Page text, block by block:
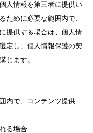
人情報を第三者に提供い
ために必要な範囲内で、
提供する場合は、個人情
定し、個人情報保護の契
じます。
内で、コンテンツ提供
る場合